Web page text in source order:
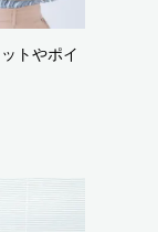
トやポイ